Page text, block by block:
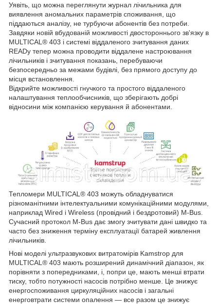
Уявіть, що можна переглянути журнал лічильника для
виявлення аномальних параметрів споживання, що
піддаються аналізу, не турбуючи абонентів без потреби.
Завдяки новій вбудованій можливості двостороннього зв'язку в
MULTICAL® 403 і системі віддаленого зчитування даних
READy тепер можна проводити віддалене настроювання
лічильників і зчитування показань, перебуваючи
безпосередньо за межами будівлі, без прямого доступу до
місця встановлення.
Відкрийте можливості гнучкого та простого віддаленого
налаштування теплообчисників, що зберігають добрі
відносини між компанією керування й абонентами.
Тепломери MULTICAL® 403 можуть обладнуватися
різноманітними інтелектуальними комунікаційними модулями,
наприклад Wired і Wireless (провідний і бездротовий) M-Bus.
Сучасний протокол M-Bus дає змогу зчитувати дані швидко та
часто без зниження терміну експлуатації батарей живлення
лічильників.
Нові моделі ультразвукових витратомірів Kamstrop для
MULTICAL® 403 мають розширений динамічний діапазон, як
порівняти з попередниками, і, попри це, мають менші втрати
тиску, тобто потужності насосів потрібно менше. Це знижує
енергоспоживання циркуляційних насосів і загальні
енерговтрати системи опалення — все разом це знижує